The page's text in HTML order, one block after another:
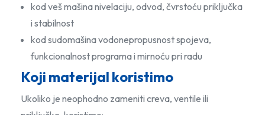
kod veš mašina nivelaciju, odvod, čvrstoću priključka
i stabilnost
kod sudomašina vodonepropusnost spojeva,
funkcionalnost programa i mirnoću pri radu
Koji materijal koristimo
Ukoliko je neophodno zameniti creva, ventile ili